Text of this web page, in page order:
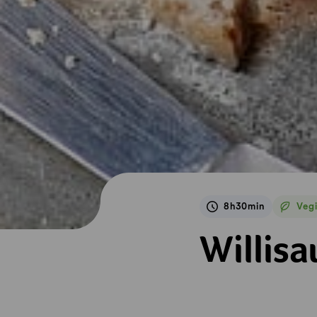
8h30min Vegi
Willisauerringli-